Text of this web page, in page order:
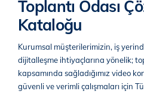
Toplantı Odası
Kataloğu
Kurumsal müşterilerimizin, iş
dijitalleşme ihtiyaçlarına yönelik;
kapsamında sağladığımız video
güvenli ve verimli çalışmaları için